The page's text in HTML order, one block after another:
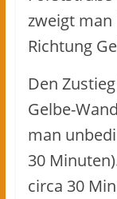
zweigt
Richtung
Den
Gelbe-
man
30
circa 30